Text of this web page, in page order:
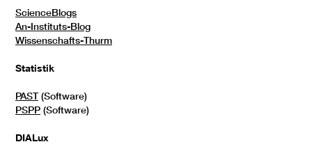
ScienceBlogs
An-Instituts-Blog
Wissenschafts-Thurm
Statistik
PAST(Software)
PSPP (Software)
DIALux